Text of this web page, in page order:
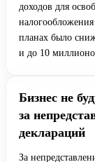
доходов для
планах было
и до 10
Бизнес не
за
деклараций
За